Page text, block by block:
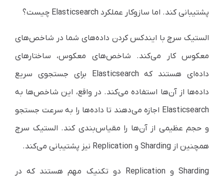
پشتیبانی کند. اما سازوکار عملکرد Elasticsearch چیست؟
الستیک سرچ با ایندکس کردن داده‌های شما در شاخص‌های
معکوس کار می‌کند. شاخص‌های معکوس، ساختارهای
داده‌ای هستند کهElasticsearch برای جستجوی سریع
داده‌ها از آن‌ها استفاده می‌کند. در واقع، این شاخص‌ها به
Elasticsearch اجازه می‌دهند تا داده‌ها را به سرعت جستجو
و حجم عظیمی از آن‌ها را مقیاس‌بندی کند. الستیک سرچ
همچنین از Sharding و Replication نیز پشتیبانی می‌کند.
Sharding وReplication دو تکنیک مهم هستند که در